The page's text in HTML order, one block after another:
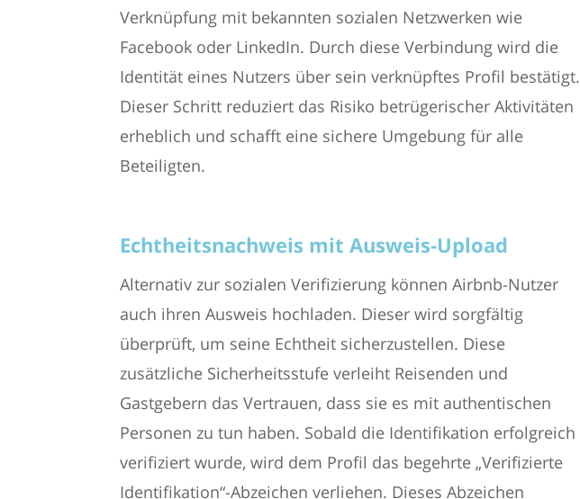
Verknüpfung mit bekannten sozialen Netzwerken wie
Facebook oder LinkedIn. Durch diese Verbindung wird die
Identität eines Nutzers über sein verknüpftes Profil bestätigt.
Dieser Schritt reduziert das Risiko betrügerischer Aktivitäten
erheblich und schafft eine sichere Umgebung für alle
Beteiligten.
Echtheitsnachweis mit Ausweis-Upload
Alternativ zur sozialen Verifizierung können Airbnb-Nutzer
auch ihren Ausweis hochladen. Dieser wird sorgfältig
überprüft, um seine Echtheit sicherzustellen. Diese
zusätzliche Sicherheitsstufe verleiht Reisenden und
Gastgebern das Vertrauen, dass sie es mit authentischen
Personen zu tun haben. Sobald die Identifikation erfolgreich
verifiziert wurde, wird dem Profil das begehrte „Verifizierte
Identifikation“-Abzeichen verliehen. Dieses Abzeichen